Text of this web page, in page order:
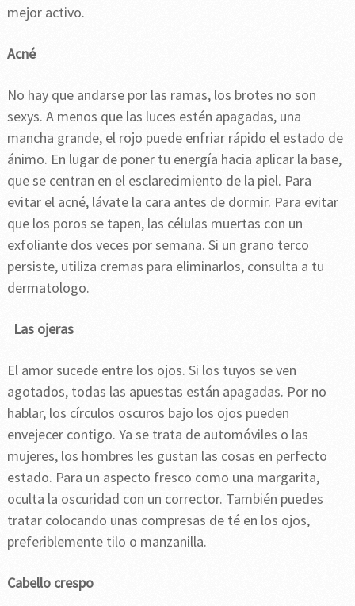
mejor activo.
Acné
No hay que andarse por las ramas, los brotes no son
sexys. A menos que las luces estén apagadas, una
mancha grande, el rojo puede enfriar rápido el estado de
ánimo. En lugar de poner tu energía hacia aplicar la base,
que se centran en el esclarecimiento de la piel. Para
evitar el acné, lávate la cara antes de dormir. Para evitar
que los poros se tapen, las células muertas con un
exfoliante dos veces por semana. Si un grano terco
persiste, utiliza cremas para eliminarlos, consulta a tu
dermatologo.
Las ojeras
El amor sucede entre los ojos. Si los tuyos se ven
agotados, todas las apuestas están apagadas. Por no
hablar, los círculos oscuros bajo los ojos pueden
envejecer contigo. Ya se trata de automóviles o las
mujeres, los hombres les gustan las cosas en perfecto
estado. Para un aspecto fresco como una margarita,
oculta la oscuridad con un corrector. También puedes
tratar colocando unas compresas de té en los ojos,
preferiblemente tilo o manzanilla.
Cabello crespo